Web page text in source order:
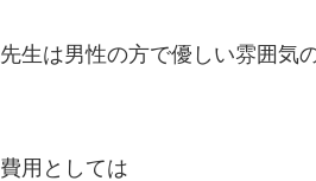
先生は男性の方で優しい雰囲気
費用としては